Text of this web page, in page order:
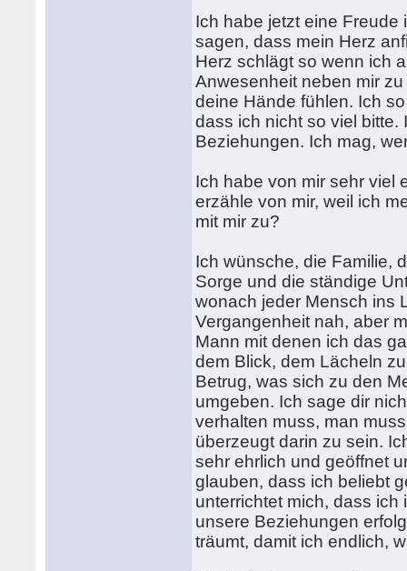
Ich habe jetzt eine Freude
sagen, dass mein Herz
Herz schlägt so wenn ich
Anwesenheit neben mir
deine Hände fühlen. Ich
dass ich nicht so viel
Beziehungen. Ich mag,
Ich habe von mir sehr viel
erzähle von mir, weil ich
mit mir zu?
Ich wünsche, die Familie,
Sorge und die ständige
wonach jeder Mensch ins
Vergangenheit nah, aber
Mann mit denen ich das
dem Blick, dem Lächeln
Betrug, was sich zu den
umgeben. Ich sage dir
verhalten muss, man
überzeugt darin zu sein.
sehr ehrlich und geöffnet
glauben, dass ich beliebt
unterrichtet mich, dass
unsere Beziehungen
träumt, damit ich endlich,